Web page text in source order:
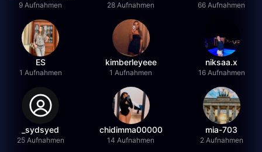
9 Aufnahmen 28 Aufnahmen 66 Aufnahmen
ES
1 Aufnahmen
kimberleyeee
1 Aufnahmen
niksaa.x
16 Aufnahmen
_sydsyed
25 Aufnahmen
chidimma00000
14 Aufnahmen
mia-703
2 Aufnahmen